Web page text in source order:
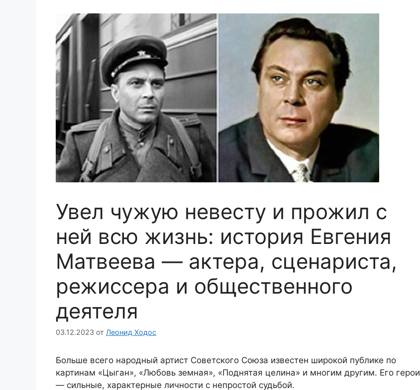
Увел чужую невесту и прожил с
ней всю жизнь: история Евгения
Матвеева — актера, сценариста,
режиссера и общественного
деятеля
03.12.2023 от Леонид Ходос
Больше всего народный артист Советского Союза известен широкой публике по
картинам «Цыган», «Любовь земная», «Поднятая целина» и многим другим. Его герои
— сильные, характерные личности с непростой судьбой.